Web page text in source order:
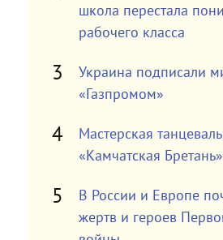
школа перестала
рабочего класса
Украина подписали
«Газпромом»
Мастерская
«Камчатская Бретань»
В России и Европе
жертв и героев